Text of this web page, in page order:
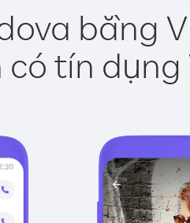
bằng
có tín